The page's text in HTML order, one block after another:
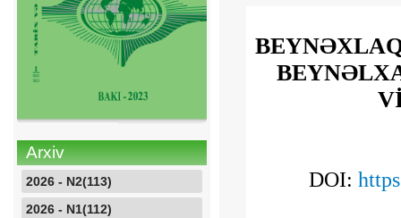
Arxiv
2026 - N2(113)
2026 - N1(112)
DOI: